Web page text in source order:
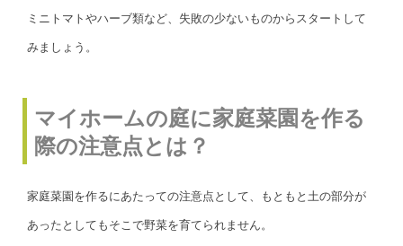
ミニトマトやハーブ類など、失敗の少ないものからスタートして
みましょう。
マイホームの庭に家庭菜園を作る
際の注意点とは？
家庭菜園を作るにあたっての注意点として、もともと土の部分が
あったとしてもそこで野菜を育てられません。